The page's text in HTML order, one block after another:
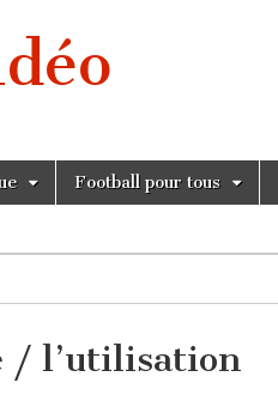
Football pour tous
/ l’utilisation